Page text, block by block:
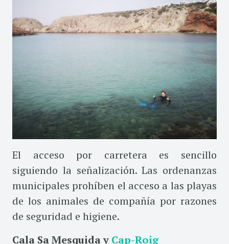
El acceso por carretera es sencillo
siguiendo la señalización. Las ordenanzas
municipales prohíben el acceso a las playas
de los animales de compañía por razones
de seguridad e higiene.
Cala Sa Mesquida y Cap-Roig